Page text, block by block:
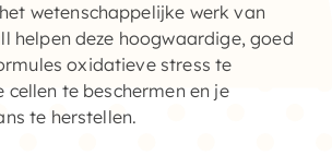
in bedrijven
wetenschappelijke werk van
helpen deze hoogwaardige, goed
oxidatieve stress te
cellen te beschermen en je
te herstellen.